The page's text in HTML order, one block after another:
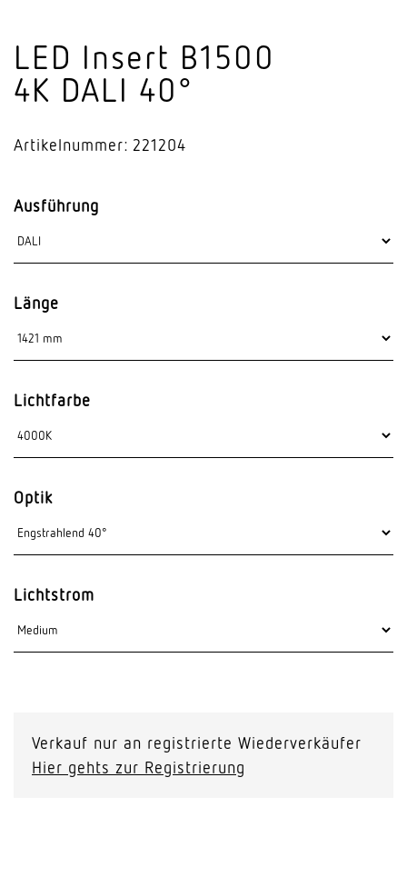
LED Insert B1500
4K DALI 40°
Artikelnummer: 221204
Ausführung
Länge
Lichtfarbe
Optik
Lichtstrom
Verkauf nur an registrierte Wiederverkäufer
Hier gehts zur Registrierung